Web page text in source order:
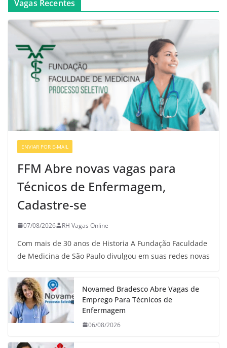
Vagas Recentes
ENVIAR POR E-MAIL
FFM Abre novas vagas para
Técnicos de Enfermagem,
Cadastre-se
07/08/2026 RH Vagas Online
Com mais de 30 anos de Historia A Fundação Faculdade
de Medicina de São Paulo divulgou em suas redes novas
Novamed Bradesco Abre Vagas de
Emprego Para Técnicos de
Enfermagem
06/08/2026